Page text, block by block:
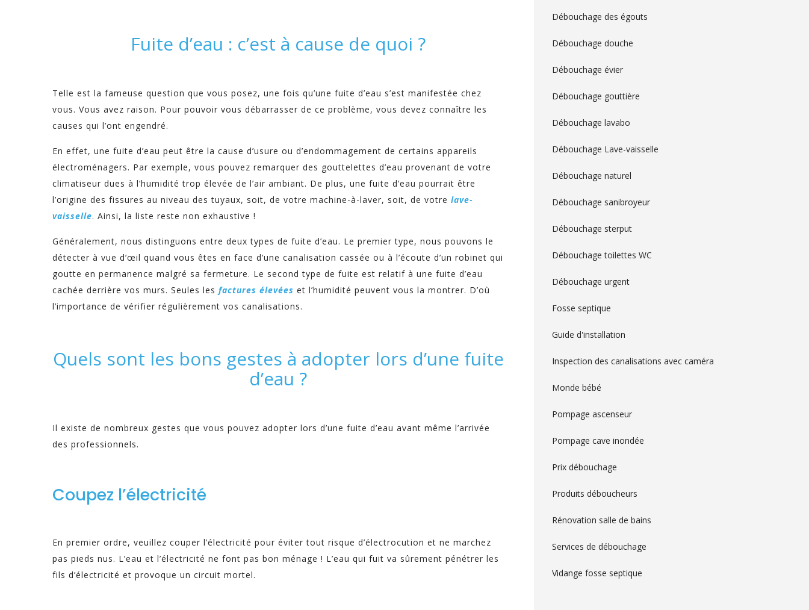
Fuite d’eau : c’est à cause de quoi ?
Telle est la fameuse question que vous posez, une fois qu’une fuite d’eau s’est manifestée chez
vous. Vous avez raison. Pour pouvoir vous débarrasser de ce problème, vous devez connaître les
causes qui l’ont engendré.
En effet, une fuite d’eau peut être la cause d’usure ou d’endommagement de certains appareils
électroménagers. Par exemple, vous pouvez remarquer des gouttelettes d’eau provenant de votre
climatiseur dues à l’humidité trop élevée de l’air ambiant. De plus, une fuite d’eau pourrait être
l’origine des fissures au niveau des tuyaux, soit, de votre machine-à-laver, soit, de votre lave-
vaisselle. Ainsi, la liste reste non exhaustive !
Généralement, nous distinguons entre deux types de fuite d’eau. Le premier type, nous pouvons le
détecter à vue d’œil quand vous êtes en face d’une canalisation cassée ou à l’écoute d’un robinet qui
goutte en permanence malgré sa fermeture. Le second type de fuite est relatif à une fuite d’eau
cachée derrière vos murs. Seules les factures élevées et l’humidité peuvent vous la montrer. D’où
l’importance de vérifier régulièrement vos canalisations.
Quels sont les bons gestes à adopter lors d’une fuite
d’eau ?
Il existe de nombreux gestes que vous pouvez adopter lors d’une fuite d’eau avant même l’arrivée
des professionnels.
Coupez l’électricité
En premier ordre, veuillez couper l’électricité pour éviter tout risque d’électrocution et ne marchez
pas pieds nus. L’eau et l’électricité ne font pas bon ménage ! L’eau qui fuit va sûrement pénétrer les
fils d’électricité et provoque un circuit mortel.
Débouchage des égouts
Débouchage douche
Débouchage évier
Débouchage gouttière
Débouchage lavabo
Débouchage Lave-vaisselle
Débouchage naturel
Débouchage sanibroyeur
Débouchage sterput
Débouchage toilettes WC
Débouchage urgent
Fosse septique
Guide d'installation
Inspection des canalisations avec caméra
Monde bébé
Pompage ascenseur
Pompage cave inondée
Prix débouchage
Produits déboucheurs
Rénovation salle de bains
Services de débouchage
Vidange fosse septique